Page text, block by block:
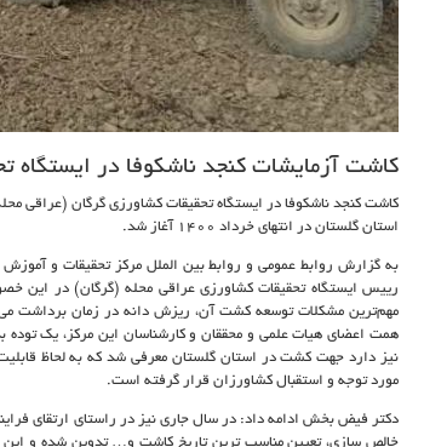
کاشت آزمایشات کنجد ناشکوفا در ایستگاه
کاشت کنجد ناشکوفا در ایستگاه تحقیقات کشاورزی گرگان (عراقی
استان گلستان در انتهای خرداد 1400 آغاز شد.
به گزارش روابط عمومی و روابط بین الملل مرکز تحقیقات و
رییس ایستگاه تحقیقات کشاورزی عراقی محله (گرگان) در این
مهم‌ترین مشکلات توسعه کشت آن، ریزش دانه در زمان برداشت
همت اعضای هیات علمی و محققان و کارشناسان این مرکز، یک توده
نیز دارد جهت کشت در استان گلستان معرفی شد که به لحاظ
مورد توجه و استقبال کشاورزان قرار گرفته است.
دکتر فیض بخش ادامه داد: در سال جاری نیز در راستای ارتقای
خالص سازی، تعیین مناسب ترین تاریخ کاشت و… تدوین شده و